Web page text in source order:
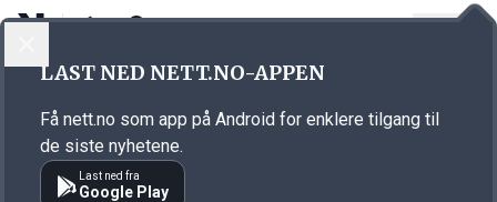
Annonsørinnhold
LAST NED NETT.NO-APPEN
Få nett.no som app på Android for enklere tilgang til
de siste nyhetene.
Last ned fra
Google Play